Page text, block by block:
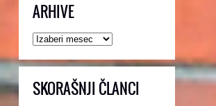
ARHIVE
Arhive
SKORAŠNJI ČLANCI